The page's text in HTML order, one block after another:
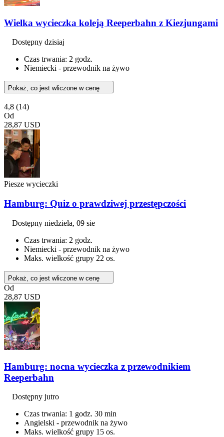
Wielka wycieczka koleją Reeperbahn z Kiezjungami
Dostępny dzisiaj
Czas trwania: 2 godz.
Niemiecki - przewodnik na żywo
Pokaż, co jest wliczone w cenę
4,8 (14)
Od
28,87 USD
Piesze wycieczki
Hamburg: Quiz o prawdziwej przestępczości
Dostępny niedziela, 09 sie
Czas trwania: 2 godz.
Niemiecki - przewodnik na żywo
Maks. wielkość grupy 22 os.
Pokaż, co jest wliczone w cenę
Od
28,87 USD
Hamburg: nocna wycieczka z przewodnikiem
Reeperbahn
Dostępny jutro
Czas trwania: 1 godz. 30 min
Angielski - przewodnik na żywo
Maks. wielkość grupy 15 os.